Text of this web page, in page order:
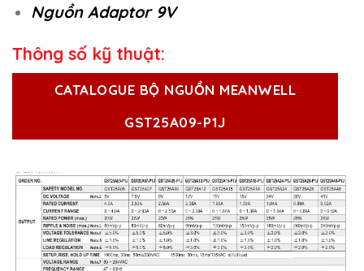
Nguồn Adaptor 9V
Thông số kỹ thuật:
CATALOGUE BỘ NGUỒN MEANWELL
GST25A09-P1J